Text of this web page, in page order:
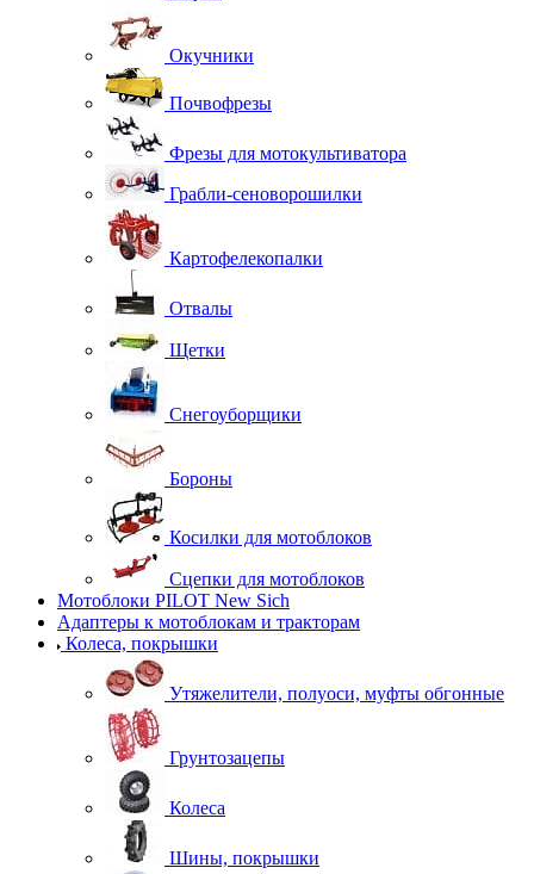
Окучники
Почвофрезы
Фрезы для мотокультиватора
Грабли-сеноворошилки
Картофелекопалки
Отвалы
Щетки
Снегоуборщики
Бороны
Косилки для мотоблоков
Сцепки для мотоблоков
Мотоблоки PILOT New Sich
Адаптеры к мотоблокам и тракторам
Колеса, покрышки
Утяжелители, полуоси, муфты обгонные
Грунтозацепы
Колеса
Шины, покрышки